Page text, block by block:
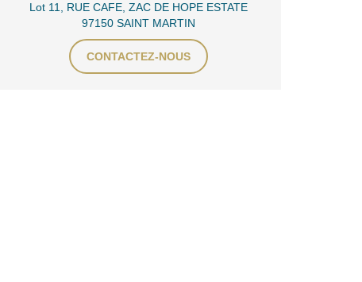
Lot 11, RUE CAFE, ZAC DE HOPE ESTATE
97150 SAINT MARTIN
CONTACTEZ-NOUS